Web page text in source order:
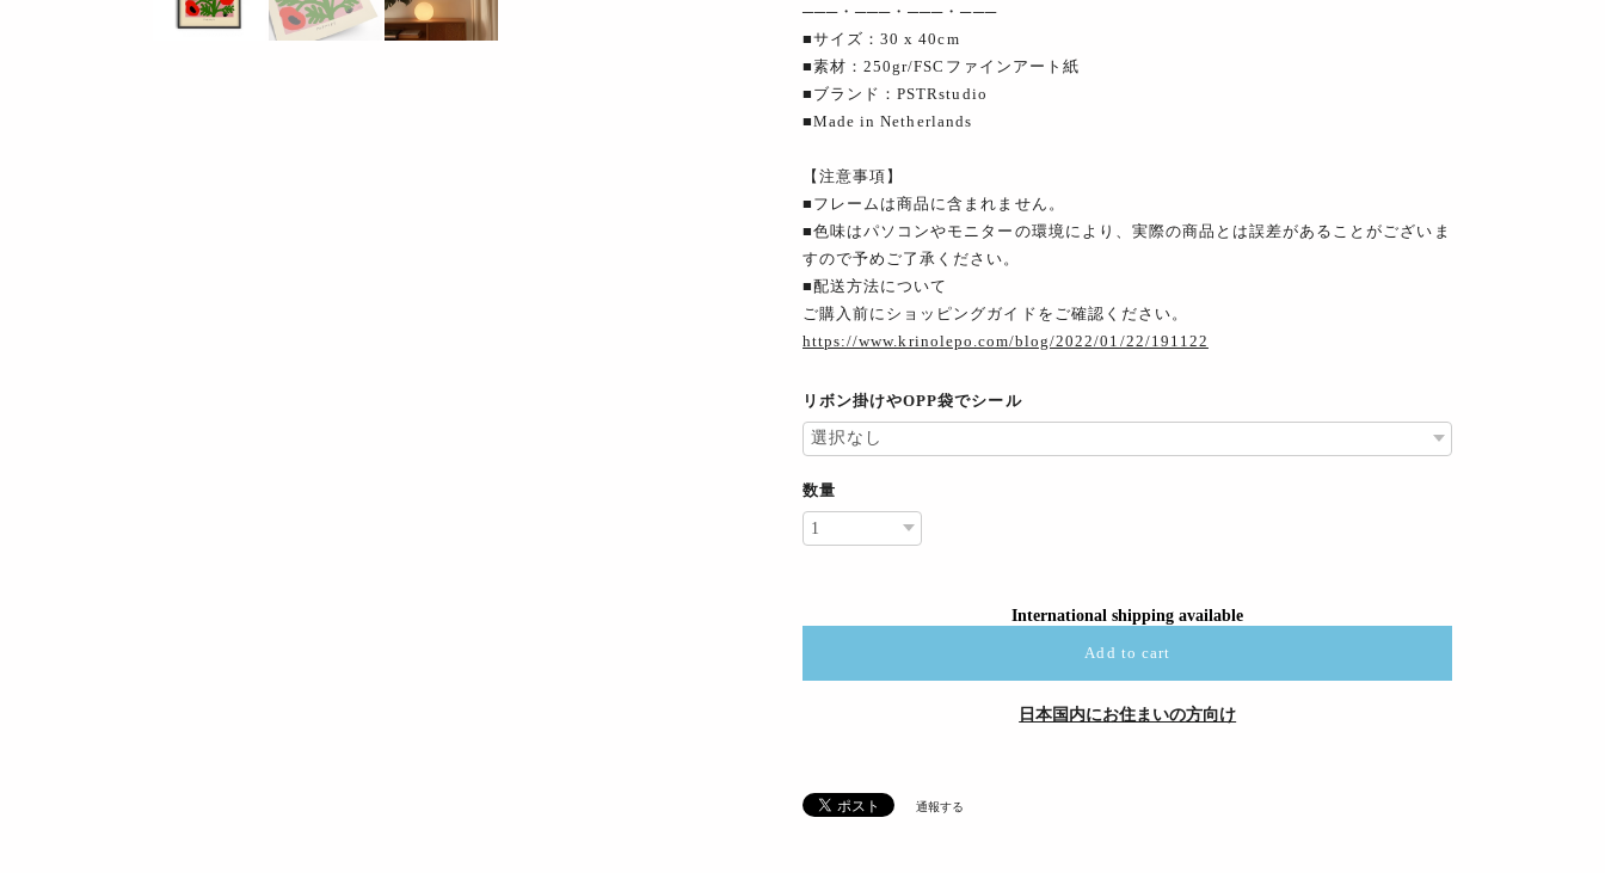
───・───・───・───
■サイズ：30 x 40cm
■素材：250gr/FSCファインアート紙
■ブランド：PSTRstudio
■Made in Netherlands
【注意事項】
■フレームは商品に含まれません。
■色味はパソコンやモニターの環境により、実際の商品とは誤差があることがございま
すので予めご了承ください。
■配送方法について
ご購入前にショッピングガイドをご確認ください。
https://www.krinolepo.com/blog/2022/01/22/191122
リボン掛けやOPP袋でシール
数量
International shipping available
Add to cart
日本国内にお住まいの方向け
通報する